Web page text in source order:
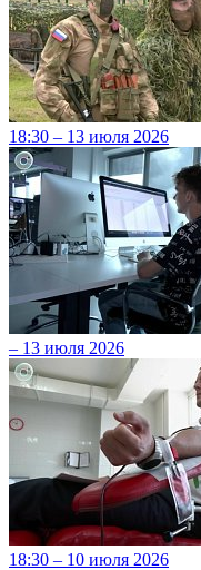
18:30 – 13 июля 2026
– 13 июля 2026
18:30 – 10 июля 2026